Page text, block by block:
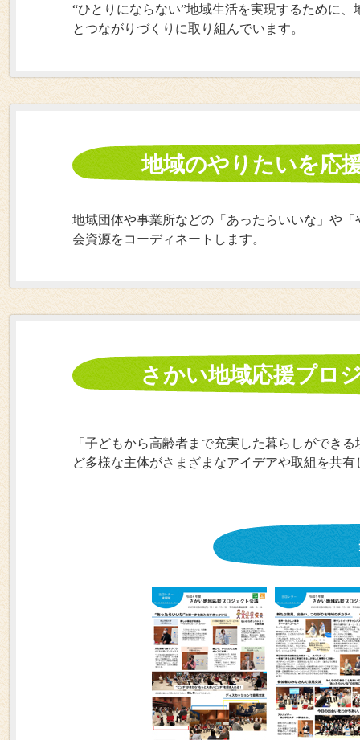
“ひとりにならない”地域生活を実現するために
とつながりづくりに取り組んでいます。
地域のやりたいを応
地域団体や事業所などの「あったらいいな」や
会資源をコーディネートします。
さかい地域応援プロ
「子どもから高齢者まで充実した暮らしができ
ど多様な主体がさまざまなアイデアや取組を共